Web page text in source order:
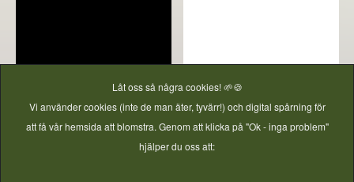
Låt oss så några cookies! 🌱🍪
Vi använder cookies (inte de man äter, tyvärr!) och digital spårning för
att få vår hemsida att blomstra. Genom att klicka på "Ok - inga problem"
hjälper du oss att: